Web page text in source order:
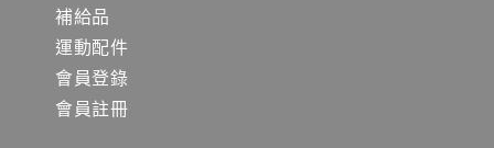
補給品
運動配件
會員登錄
會員註冊